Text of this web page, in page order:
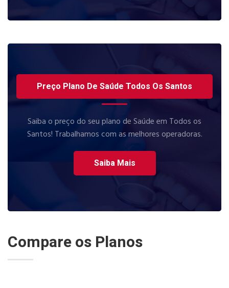
Preço Plano De Saúde Todos Os Santos
Saiba o preço do seu plano de Saúde em Todos os
Santos! Trabalhamos com as melhores operadoras.
Saiba Mais
Compare os Planos